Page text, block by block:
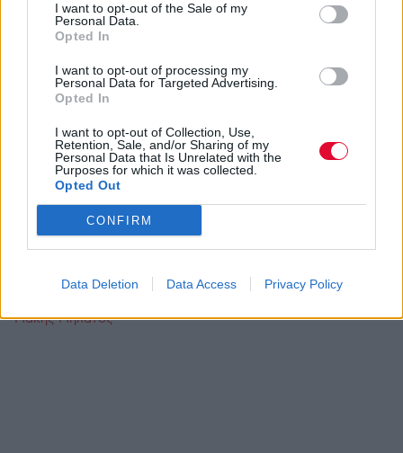
I want to opt-out of the Sale of my
Personal Data.
Opted In
I want to opt-out of processing my
Personal Data for Targeted Advertising.
Opted In
I want to opt-out of Collection, Use,
Retention, Sale, and/or Sharing of my
Personal Data that Is Unrelated with the
Purposes for which it was collected.
Opted Out
CONFIRM
Data Deletion Data Access Privacy Policy
News
MOOD OF THE DAY
Ποτέ δεν είναι αργά, κυριολεκτικά. Ο
Άντονι Χόπκινς στα 88 αρνείται να το
βάλει κάτω και κυκλοφορεί το 1ο του
τίτλο: Life Is A Dream. Φυσικά και είναι Άντονι...
Μάκης Μηλάτος